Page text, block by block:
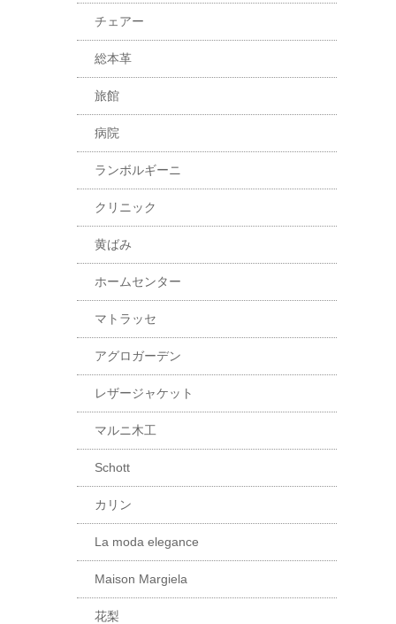
チェアー
総本革
旅館
病院
ランボルギーニ
クリニック
黄ばみ
ホームセンター
マトラッセ
アグロガーデン
レザージャケット
マルニ木工
Schott
カリン
La moda elegance
Maison Margiela
花梨